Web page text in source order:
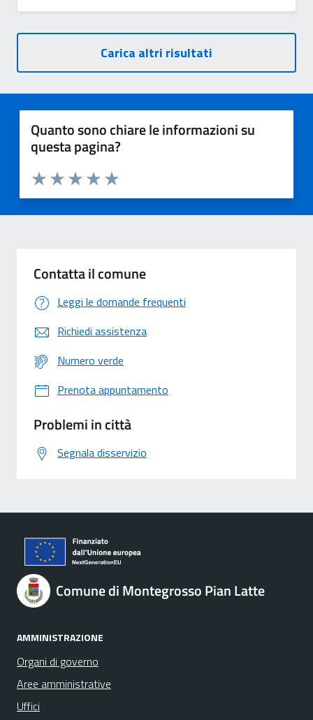
Carica altri risultati
Quanto sono chiare le informazioni su
questa pagina?
Valuta 5 stelle su 5
Valuta 4 stelle su 5
Valuta 3 stelle su 5
Valuta 2 stelle su 5
Valuta 1 stelle su 5
Contatta il comune
Leggi le domande frequenti
Richiedi assistenza
Numero verde
Prenota appuntamento
Problemi in città
Segnala disservizio
Comune di Montegrosso Pian Latte
AMMINISTRAZIONE
Organi di governo
Aree amministrative
Uffici